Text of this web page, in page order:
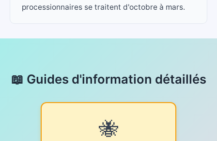
processionnaires se traitent d'octobre à mars.
📖 Guides d'information détaillés
🐝